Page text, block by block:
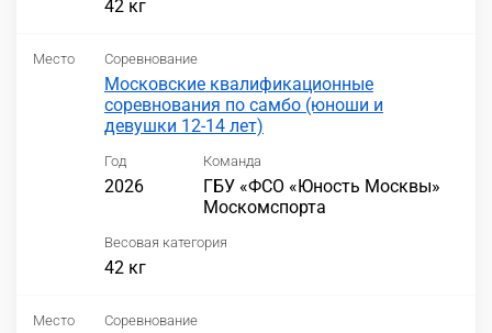
42 кг
Место Соревнование
Московские квалификационные
соревнования по самбо (юноши и
девушки 12-14 лет)
Год
2026
Команда
ГБУ «ФСО «Юность Москвы»
Москомспорта
Весовая категория
42 кг
Место Соревнование